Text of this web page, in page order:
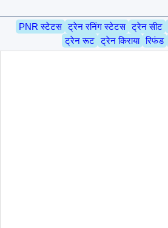
PNR स्टेटस ट्रेन रनिंग स्टेटस ट्रेन सीट
ट्रेन रूट ट्रेन किराया रिफंड